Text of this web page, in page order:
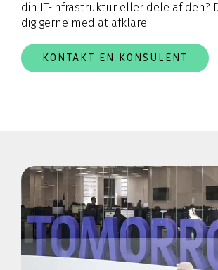
din IT-infrastruktur eller dele af den?
dig gerne med at afklare.
KONTAKT EN KONSULENT